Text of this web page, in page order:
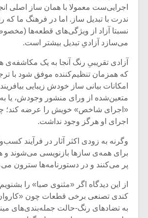
اجرایی‌ست معمولا با همان ساز اصلی
ندرت با تبدیل ساز. اما در فرهنگ ما
نسبتا آزاد از ویژگی‌های قطعه‌ها
می‌سازد آزادیِ تبدیل بیشتر است.
آزادی تقریبیِ رنگ آنجا به یک مکاشفه‌ی
که همزمان تنظیم‌کننده موفق شود با
امکانات بیانی ساز خودش زیبایی بیافریند
متعین‌شده از ورای منشور وجودش، یا
«اجرای شاخص» خویش را عرضه کند؛
اجرای او هرگز وجود نداشت.
وگرنه به ‌زودی اکثر آثار در فرآیند
برای همه‌ی سازها بازنویسی می‌شوند و
پر می‌کنند و در دستورنامه‌ها سترون
از این دیدگاه اگر «مثنوی صبا» را
کندی تصنعی برخی قطعات چون
به تضادهای رنگ-حالت جمله‌بندی‌های